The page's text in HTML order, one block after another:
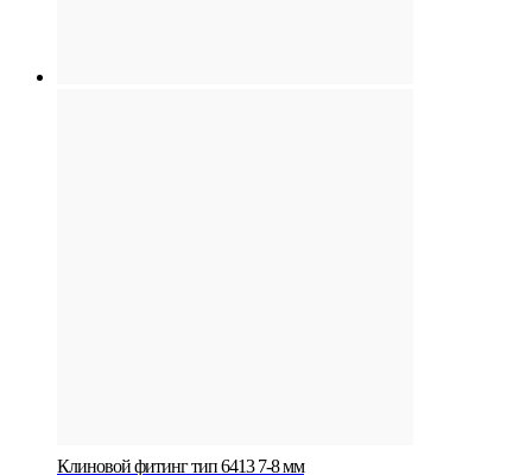
Клиновой фитинг тип 6413 7-8 мм